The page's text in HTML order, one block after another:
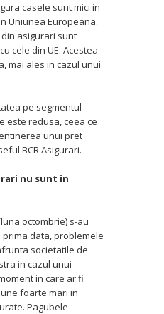
casele sunt mici in
Uniunea Europeana.
asigurari sunt
cele din UE. Acestea
mai ales in cazul unui
pe segmentul
este redusa, ceea ce
unui pret
BCR Asigurari.
nu sunt in
octombrie) s-au
data, problemele
societatile de
in cazul unui
in care ar fi
foarte mari in
Pagubele